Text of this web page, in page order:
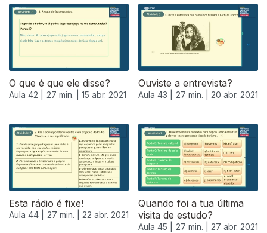
O que é que ele disse?
Aula 42 | 27 min. | 15 abr. 2021
Ouviste a entrevista?
Aula 43 | 27 min. | 20 abr. 2021
Esta rádio é fixe!
Aula 44 | 27 min. | 22 abr. 2021
Quando foi a tua última
visita de estudo?
Aula 45 | 27 min. | 27 abr. 2021